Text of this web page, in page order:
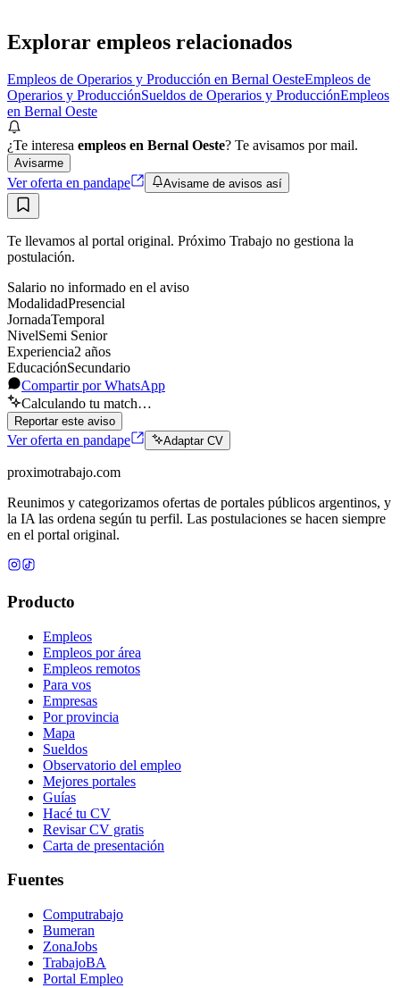
Explorar empleos relacionados
Empleos de Operarios y Producción en Bernal OesteEmpleos de
Operarios y ProducciónSueldos de Operarios y ProducciónEmpleos
en Bernal Oeste
¿Te interesa empleos en Bernal Oeste? Te avisamos por mail.
Avisarme
Ver oferta en pandape Avisame de avisos así
Te llevamos al portal original. Próximo Trabajo no gestiona la
postulación.
Salario no informado en el aviso
ModalidadPresencial
JornadaTemporal
NivelSemi Senior
Experiencia2 años
EducaciónSecundario
Compartir por WhatsApp
Calculando tu match…
Reportar este aviso
Ver oferta en pandape Adaptar CV
proximotrabajo.com
Reunimos y categorizamos ofertas de portales públicos argentinos, y
la IA las ordena según tu perfil. Las postulaciones se hacen siempre
en el portal original.
Producto
Empleos
Empleos por área
Empleos remotos
Para vos
Empresas
Por provincia
Mapa
Sueldos
Observatorio del empleo
Mejores portales
Guías
Hacé tu CV
Revisar CV gratis
Carta de presentación
Fuentes
Computrabajo
Bumeran
ZonaJobs
TrabajoBA
Portal Empleo